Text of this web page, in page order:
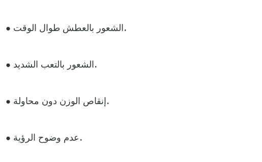
• الشعور بالعطش طوال الوقت.
• الشعور بالتعب الشديد.
• إنقاص الوزن دون محاولة.
• عدم وضوح الرؤية.